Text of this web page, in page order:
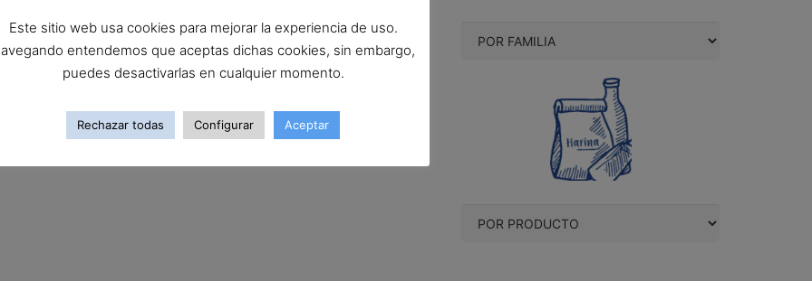
Este sitio web usa cookies para mejorar la experiencia de uso.
entendemos que aceptas dichas cookies, sin embargo,
puedes desactivarlas en cualquier momento.
Rechazar todas Configurar Aceptar